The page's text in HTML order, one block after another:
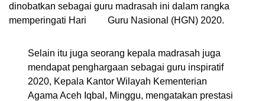
dinobatkan sebagai guru madrasah ini dalam rangka
memperingati Hari
Guru Nasional (HGN) 2020.
Selain itu juga seorang kepala madrasah juga
mendapat penghargaan sebagai guru inspiratif
2020, Kepala Kantor Wilayah Kementerian
Agama Aceh Iqbal, Minggu, mengatakan prestasi